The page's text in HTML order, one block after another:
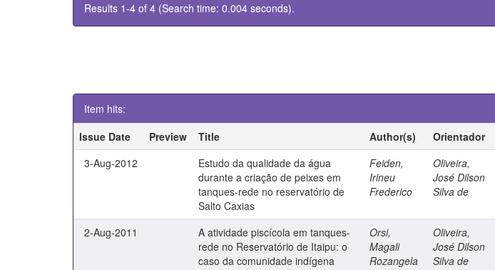
Results 1-4 of 4 (Search time: 0.004 seconds).
Item hits:
Issue Date
Preview Title Author(s) Orientador
3-Aug-2012
Estudo da qualidade da água
durante a criação de peixes em
tanques-rede no reservatório de
Salto Caxias
Feiden,
Irineu
Frederico
Oliveira,
José Dilson
Silva de
2-Aug-2011
A atividade piscícola em tanques-
rede no Reservatório de Itaipu: o
caso da comunidade indígena
Orsi,
Magali
Rozangela
Oliveira,
José Dilson
Silva de